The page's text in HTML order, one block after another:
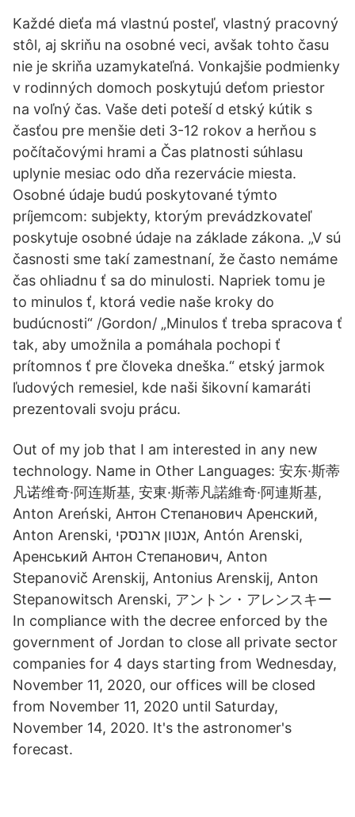
Každé dieťa má vlastnú posteľ, vlastný pracovný
stôl, aj skriňu na osobné veci, avšak tohto času
nie je skriňa uzamykateľná. Vonkajšie podmienky
v rodinných domoch poskytujú deťom priestor
na voľný čas. Vaše deti poteší d etský kútik s
časťou pre menšie deti 3-12 rokov a herňou s
počítačovými hrami a Čas platnosti súhlasu
uplynie mesiac odo dňa rezervácie miesta.
Osobné údaje budú poskytované týmto
príjemcom: subjekty, ktorým prevádzkovateľ
poskytuje osobné údaje na základe zákona. „V sú
časnosti sme takí zamestnaní, že často nemáme
čas ohliadnu ť sa do minulosti. Napriek tomu je
to minulos ť, ktorá vedie naše kroky do
budúcnosti“ /Gordon/ „Minulos ť treba spracova ť
tak, aby umožnila a pomáhala pochopi ť
prítomnos ť pre človeka dneška.“ etský jarmok
ľudových remesiel, kde naši šikovní kamaráti
prezentovali svoju prácu.
Out of my job that I am interested in any new
technology. Name in Other Languages: 安东·斯蒂
凡诺维奇·阿连斯基, 安東·斯蒂凡諾維奇·阿連斯基,
Anton Areński, Антон Степанович Аренский,
Anton Arenski, אנטון ארנסקי, Antón Arenski,
Аренський Антон Степанович, Anton
Stepanovič Arenskij, Antonius Arenskij, Anton
Stepanowitsch Arenski, アントン・アレンスキー
In compliance with the decree enforced by the
government of Jordan to close all private sector
companies for 4 days starting from Wednesday,
November 11, 2020, our offices will be closed
from November 11, 2020 until Saturday,
November 14, 2020. It's the astronomer's
forecast.